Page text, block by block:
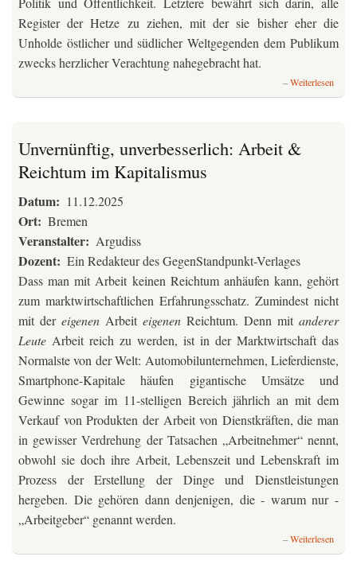
Register der Hetze zu ziehen, mit der sie bisher eher die
Unholde östlicher und südlicher Weltgegenden dem Publikum
zwecks herzlicher Verachtung nahegebracht hat.
Weiterlesen
Unvernünftig, unverbesserlich: Arbeit &
Reichtum im Kapitalismus
Datum 11.12.2025
Ort Bremen
Veranstalter Argudiss
Dozent
Ein Redakteur des GegenStandpunkt-Verlages
Dass man mit Arbeit keinen Reichtum anhäufen kann, gehört
zum marktwirtschaftlichen Erfahrungsschatz. Zumindest nicht
mit der eigenen Arbeit eigenen Reichtum. Denn mit anderer
Leute Arbeit reich zu werden, ist in der Marktwirtschaft das
Normalste von der Welt: Automobilunternehmen, Lieferdienste,
Smartphone-Kapitale häufen gigantische Umsätze und
Gewinne sogar im 11-stelligen Bereich jährlich an mit dem
Verkauf von Produkten der Arbeit von Dienstkräften, die man
in gewisser Verdrehung der Tatsachen „Arbeitnehmer“ nennt,
obwohl sie doch ihre Arbeit, Lebenszeit und Lebenskraft im
Prozess der Erstellung der Dinge und Dienstleistungen
hergeben. Die gehören dann denjenigen, die - warum nur -
„Arbeitgeber“ genannt werden.
Weiterlesen